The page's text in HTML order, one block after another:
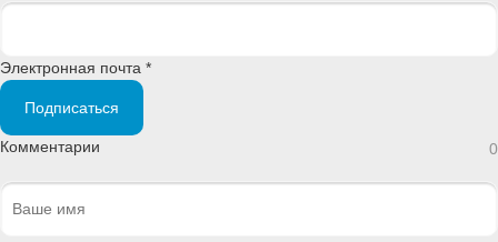
Электронная почта *
Подписаться
Комментарии 0